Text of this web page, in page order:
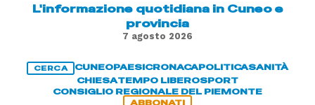
L'informazione quotidiana in Cuneo e
provincia
7 agosto 2026
CERCA CUNEOPAESICRONACAPOLITICASANITÀ
CHIESATEMPO LIBEROSPORT
CONSIGLIO REGIONALE DEL PIEMONTE
ABBONATI